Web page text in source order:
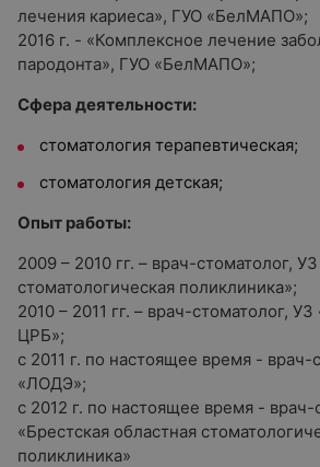
лечения кариеса», ГУО «БелМАПО»;
2016 г. - «Комплексное лечение
пародонта», ГУО «БелМАПО»;
Сфера деятельности:
стоматология терапевтическая;
стоматология детская;
Опыт работы:
2009 – 2010 гг. – врач-стоматолог,
стоматологическая поликлиника»;
2010 – 2011 гг. – врач-стоматолог,
ЦРБ»;
с 2011 г. по настоящее время -
«ЛОДЭ»;
с 2012 г. по настоящее время - врач-
«Брестская областная
поликлиника»